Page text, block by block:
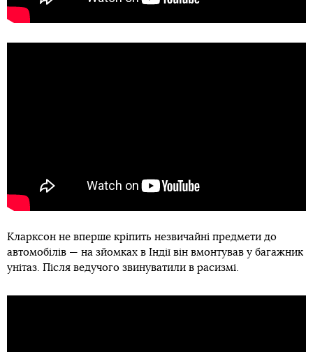
Кларксон не вперше кріпить незвичайні предмети до
автомобілів — на зйомках в Індії він вмонтував у багажник
унітаз. Після ведучого звинуватили в расизмі.